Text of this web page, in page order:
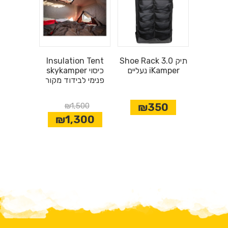
הגדלנו גם את העובי והאיכות של המזרן של Skycamp®
3.0. הוא כולל עיצוב נוחות של
6.35 ס"מ
עם שכבת בידוד
Insulation Tent
skykamper כיסוי
פנימי לבידוד מקור
₪1,500
₪1,300
Shoe Rack 3.0 תיק
נעליים iKamper
₪350